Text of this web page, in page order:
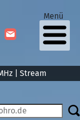
| Stream
Menü